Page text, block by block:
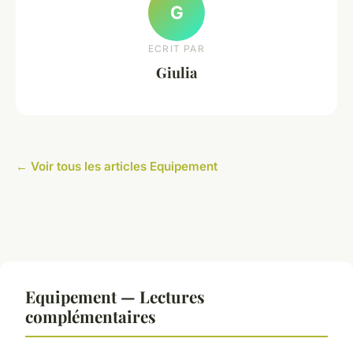
G
ECRIT PAR
Giulia
← Voir tous les articles Equipement
Equipement — Lectures
complémentaires